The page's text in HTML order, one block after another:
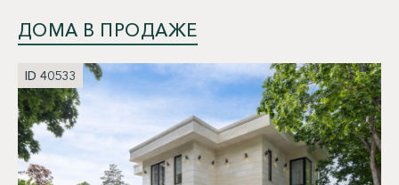
ДОМА В ПРОДАЖЕ
ID 40533